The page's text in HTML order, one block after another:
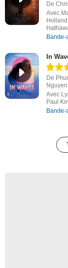
De
Avec
Bande-
In
De
Nguyen
Avec
Paul
Bande-